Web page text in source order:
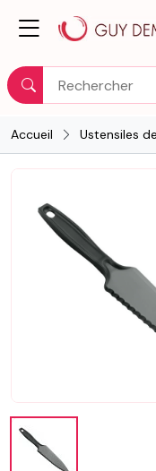
Rechercher
Accueil Ustensiles